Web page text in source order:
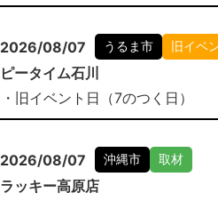
2026/08/07 うるま市 旧イベ
ピータイム石川
・旧イベント日（7のつく日）
2026/08/07 沖縄市 取材
ラッキー高原店